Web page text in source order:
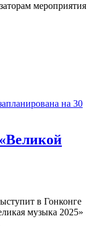
мероприятия
на 30
в Гонконге
музыка 2025»